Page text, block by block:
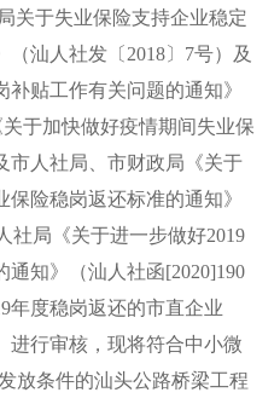
关于失业保险支持企业稳定
汕人社发〔2018〕7号）及
补贴工作有关问题的通知》
关于加快做好疫情期间失业保
市人社局、市财政局《关于
险稳岗返还标准的通知》
社局《关于进一步做好2019
知》（汕人社函[2020]190
年度稳岗返还的市直企业
进行审核，现将符合中小微
放条件的汕头公路桥梁工程